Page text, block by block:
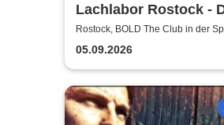
Lachlabor Rostock -
Comedy-Testbühne
The Club
Rostock, BOLD The Club in der
Rostock
05.09.2026